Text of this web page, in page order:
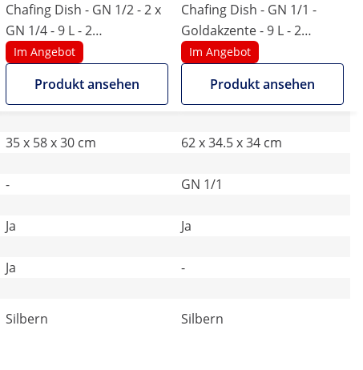
Chafing Dish - GN 1/2 - 2 x
GN 1/4 - 9 L - 2
Brennstoffbehälter - 295 x
235 x 60 / 240 x 135 x 65
mm - Royal Catering
Im Angebot
Produkt ansehen
Chafing Dish - GN 1/1 -
Goldakzente - 9 L - 2
Brennstoffzellen - Royal
Catering
Im Angebot
Produkt ansehen
35 x 58 x 30 cm
62 x 34.5 x 34 cm
-
GN 1/1
Ja
Ja
Ja
-
Silbern
Silbern